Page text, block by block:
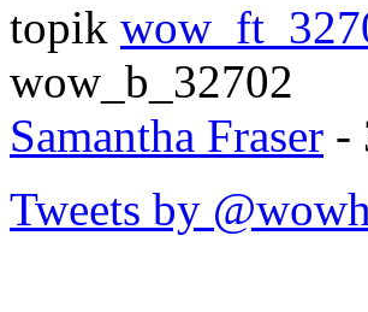
topik
wow_b_32702
Samantha Fraser -
Tweets by